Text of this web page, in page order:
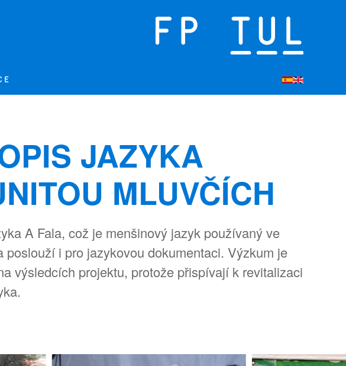
JAZYKA
MLUVČÍCH
A Fala, což je menšinový jazyk používaný ve
i pro jazykovou dokumentaci. Výzkum je
výsledcích projektu, protože přispívají k revitalizaci